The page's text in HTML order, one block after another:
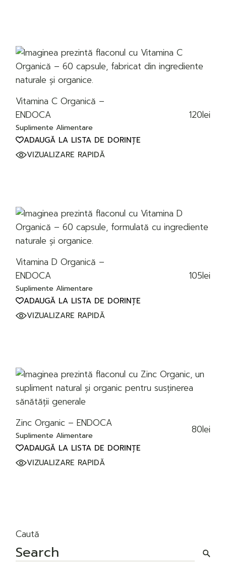
Vitamina C Organică –
ENDOCA
Suplimente Alimentare
120lei
ADAUGĂ LA LISTA DE DORINȚE
VIZUALIZARE RAPIDĂ
Vitamina D Organică –
ENDOCA
Suplimente Alimentare
105lei
ADAUGĂ LA LISTA DE DORINȚE
VIZUALIZARE RAPIDĂ
Zinc Organic – ENDOCA
Suplimente Alimentare 80lei
ADAUGĂ LA LISTA DE DORINȚE
VIZUALIZARE RAPIDĂ
Caută